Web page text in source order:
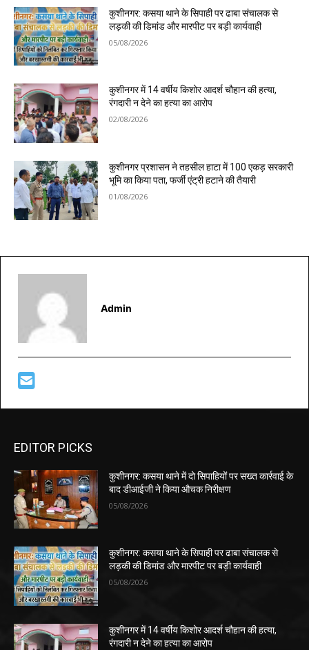
कुशीनगर: कसया थाने के सिपाही पर ढाबा संचालक से
लड़की की डिमांड और मारपीट पर बड़ी कार्यवाही
05/08/2026
कुशीनगर में 14 वर्षीय किशोर आदर्श चौहान की हत्या,
रंगदारी न देने का हत्या का आरोप
02/08/2026
कुशीनगर प्रशासन ने तहसील हाटा में 100 एकड़ सरकारी
भूमि का किया पता, फर्जी एंट्री हटाने की तैयारी
01/08/2026
Admin
EDITOR PICKS
कुशीनगर: कसया थाने में दो सिपाहियों पर सख्त कार्रवाई के
बाद डीआईजी ने किया औचक निरीक्षण
05/08/2026
कुशीनगर: कसया थाने के सिपाही पर ढाबा संचालक से
लड़की की डिमांड और मारपीट पर बड़ी कार्यवाही
05/08/2026
कुशीनगर में 14 वर्षीय किशोर आदर्श चौहान की हत्या,
रंगदारी न देने का हत्या का आरोप